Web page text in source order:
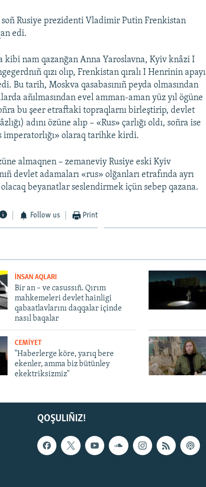
soñ Rusiye prezidenti Vladimir Putin Frenkistan
edi.
kibi nam qazanğan Anna Yaroslavna, Kyiv knâzi I
qızı olıp, Frenkistan qıralı I Henrinin apayı
Bu tarih, Moskva qasabasınıñ peyda olmasından
añılmasından evel amman-aman yüz yıl ögüne
bu şeer etraftaki topraqlarnı birleştirip, devlet
adını özüne alıp – «Rus» çarlığı oldı, soñra ise
imperatorlığı» olaraq tarihke kirdi.
almaqnen – zemaneviy Rusiye eski Kyiv
devlet adamaları «rus» olğanları etrafında ayrı
beyanatlar seslendirmek içün sebep qazana.
Follow us Print
İNSAN AQLARI
Bir an – ve casussıñ. Qırım
mahkemeleri devlet hainligi
qabaatlavlarını daqqalar içinde
nasıl baqalar
CEMİYET
"Haberlerge köre, yarıq bere
ekenler, amma biz bütünley
ekektriksizmiz"
QOŞULIÑIZ!